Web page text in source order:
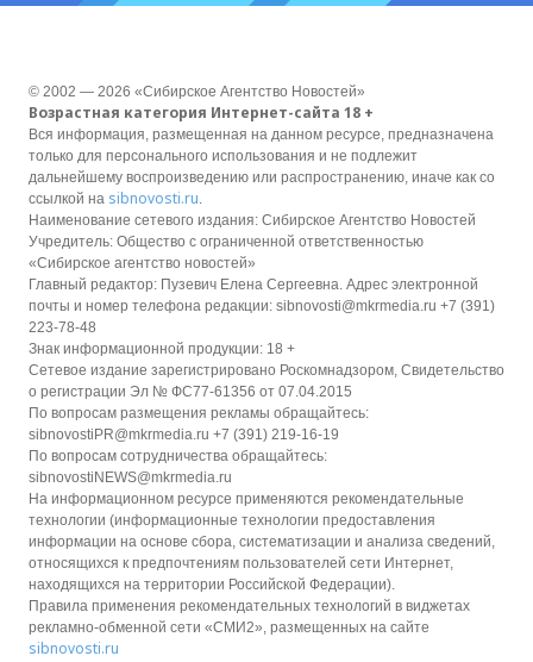
© 2002 — 2026 «Сибирское Агентство Новостей»
Возрастная категория Интернет-сайта 18 +
Вся информация, размещенная на данном ресурсе, предназначена
только для персонального использования и не подлежит
дальнейшему воспроизведению или распространению, иначе как со
ссылкой на sibnovosti.ru.
Наименование сетевого издания: Сибирское Агентство Новостей
Учредитель: Общество с ограниченной ответственностью
«Сибирское агентство новостей»
Главный редактор: Пузевич Елена Сергеевна. Адрес электронной
почты и номер телефона редакции: sibnovosti@mkrmedia.ru +7 (391)
223-78-48
Знак информационной продукции: 18 +
Сетевое издание зарегистрировано Роскомнадзором, Свидетельство
о регистрации Эл № ФС77-61356 от 07.04.2015
По вопросам размещения рекламы обращайтесь:
sibnovostiPR@mkrmedia.ru +7 (391) 219-16-19
По вопросам сотрудничества обращайтесь:
sibnovostiNEWS@mkrmedia.ru
На информационном ресурсе применяются рекомендательные
технологии (информационные технологии предоставления
информации на основе сбора, систематизации и анализа сведений,
относящихся к предпочтениям пользователей сети Интернет,
находящихся на территории Российской Федерации).
Правила применения рекомендательных технологий в виджетах
рекламно-обменной сети «СМИ2», размещенных на сайте
sibnovosti.ru